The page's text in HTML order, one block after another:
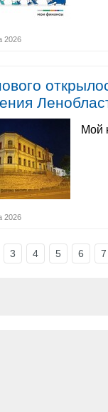
2026
Мой
2026
3 4 5 6 7